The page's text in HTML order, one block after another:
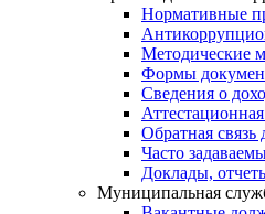
Нормативные
Методические
Формы
Сведения о
Обратная
Часто
Доклады,
Муниципальная